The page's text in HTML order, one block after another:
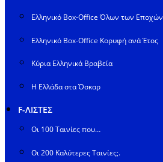
Ελληνικό Box-Office Όλων των Εποχών
Ελληνικό Box-Office Κορυφή ανά Έτος
Κύρια Ελληνικά Βραβεία
Η Ελλάδα στα Όσκαρ
F-ΛΙΣΤΕΣ
Οι 100 Ταινίες που…
Οι 200 Καλύτερες Ταινίες;.